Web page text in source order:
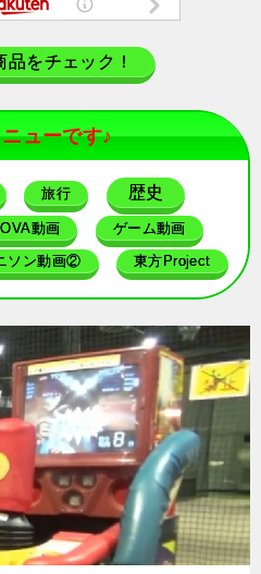
をチェック！
ューです♪
旅行 歴史
OVA動画 ゲーム動画
ソン動画② 東方Project